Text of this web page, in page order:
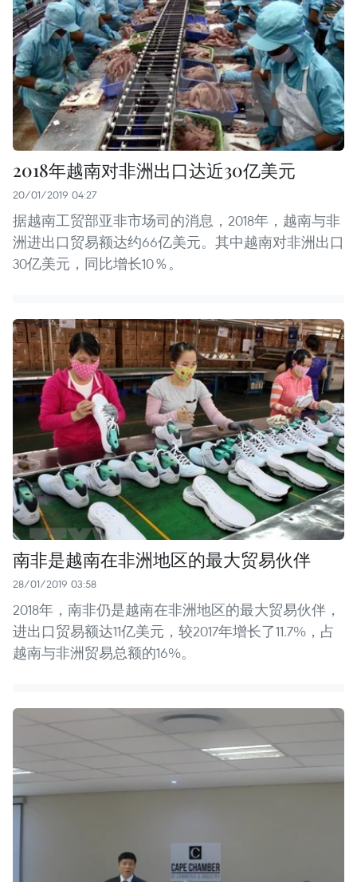
2018年越南对非洲出口达近30亿美元
20/01/2019 04:27
据越南工贸部亚非市场司的消息，2018年，越南与非
洲进出口贸易额达约66亿美元。其中越南对非洲出口
30亿美元，同比增长10％。
南非是越南在非洲地区的最大贸易伙伴
28/01/2019 03:58
2018年，南非仍是越南在非洲地区的最大贸易伙伴，
进出口贸易额达11亿美元，较2017年增长了11.7%，占
越南与非洲贸易总额的16%。